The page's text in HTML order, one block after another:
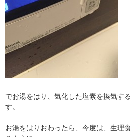
でお湯をはり、気化した塩素を換気す
す。
お湯をはりおわったら、今度は、生理